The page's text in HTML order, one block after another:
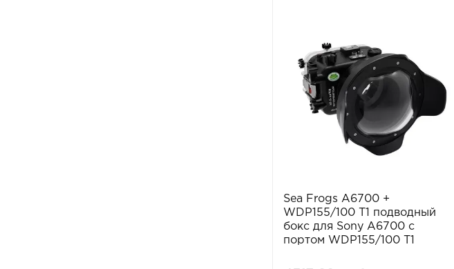
Sea Frogs A6700 +
WDP155/100 T1 подводный
бокс для Sony A6700 с
портом WDP155/100 T1